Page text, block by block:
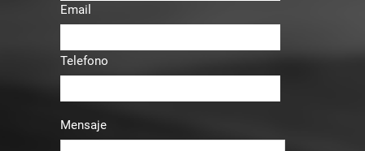
Email
Telefono
Mensaje